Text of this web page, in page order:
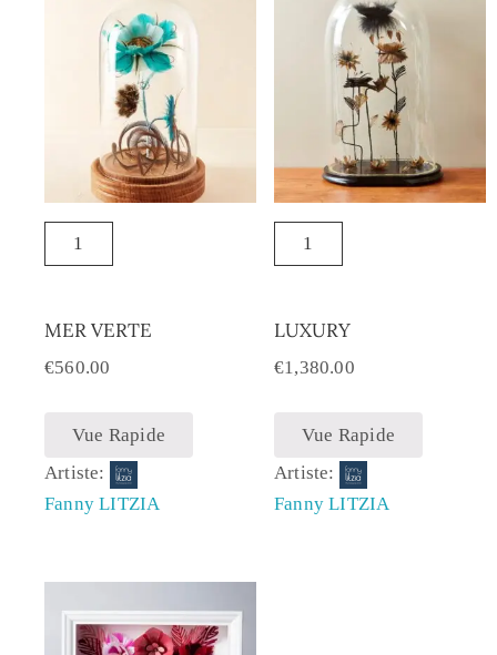
MER VERTE
€560.00
Vue Rapide
Artiste:
Fanny LITZIA
LUXURY
€1,380.00
Vue Rapide
Artiste:
Fanny LITZIA